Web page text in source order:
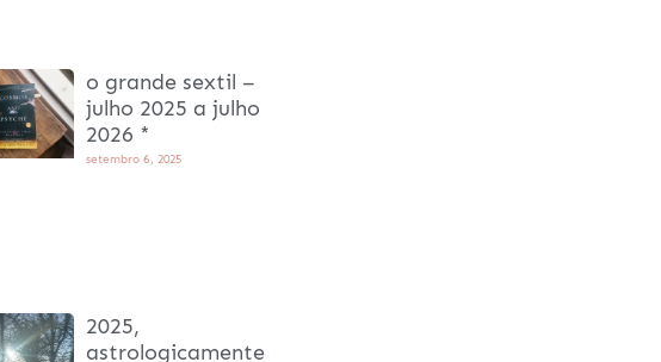
o grande sextil –
julho 2025 a julho
2026 *
setembro 6, 2025
2025,
astrologicamente